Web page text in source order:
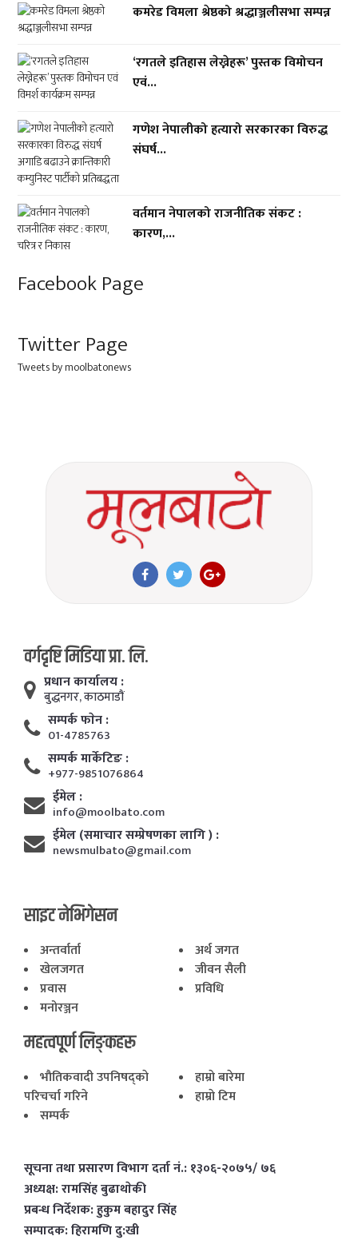
कमरेड विमला श्रेष्ठको श्रद्धाञ्जलीसभा सम्पन्न
‘रगतले इतिहास लेख्नेहरू’ पुस्तक विमोचन
एवं...
गणेश नेपालीको हत्यारो सरकारका विरुद्ध
संघर्ष...
वर्तमान नेपालको राजनीतिक संकट :
कारण,...
Facebook Page
Twitter Page
Tweets by moolbatonews
वर्गदृष्टि मिडिया प्रा. लि.
प्रधान कार्यालय :
बुद्धनगर, काठमाडाैं
सम्पर्क फाेन :
01-4785763
सम्पर्क मार्केटिङ :
+977-9851076864
ईमेल :
info@moolbato.com
ईमेल (समाचार सम्प्रेषणका लागि ) :
newsmulbato@gmail.com
साइट नेभिगेसन
अन्तर्वार्ता
अर्थ जगत
खेलजगत
जीवन सैली
प्रवास
प्रविधि
मनोरञ्जन
महत्वपूर्ण लिङ्कहरू
भाैतिकवादी उपनिषद्काे
परिचर्चा गरिने
हाम्राे बारेमा
हाम्राे टिम
सम्पर्क
सूचना तथा प्रसारण विभाग दर्ता नं.: १३०६-२०७५/ ७६
अध्यक्ष: रामसिंह बुढाथाेकी
प्रबन्ध निर्देशक: हुकुम बहादुर सिंह
सम्पादक: हिरामणि दु:खी